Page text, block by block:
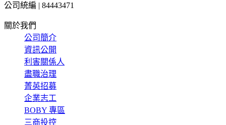
公司統編 | 84443471
關於我們
公司簡介
資訊公開
利害關係人
盡職治理
菁英招募
企業志工
BOBY 專區
三商投控